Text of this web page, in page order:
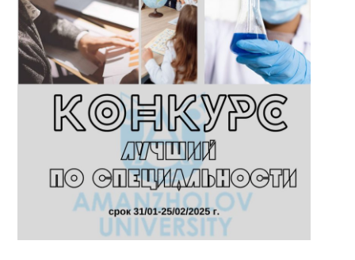
AI-Talapker
Помощник Amanzholov University
Здравствуйте! Я AI-Talapker — помощник
ВКУ им. Сарсена Аманжолова (ВКУ). Отвечу
на вопросы о поступлении в бакалавриат,
магистратуру и докторантуру.